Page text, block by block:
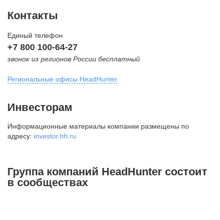
Контакты
Единый телефон
+7 800 100-64-27
звонок из регионов России бесплатный
Региональные офисы HeadHunter
внутригородская территория
Муниципальный округ Тверской,
2-я Брестская ул., д. 48,
+7 495 980-64-27
Инвесторам
Информационные материалы компании размещены по
адресу: investor.hh.ru
Группа компаний HeadHunter состоит
в сообществах